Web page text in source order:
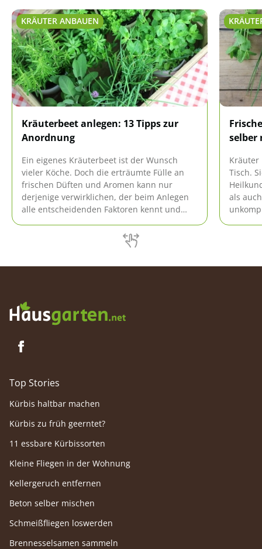
KRÄUTER ANBAUEN
Kräuterbeet anlegen: 13 Tipps zur
Anordnung
Ein eigenes Kräuterbeet ist der Wunsch
vieler Köche. Doch die erträumte Fülle an
frischen Düften und Aromen kann nur
derjenige verwirklichen, der beim Anlegen
alle entscheidenden Faktoren kennt und
selber
Kräuter
Tisch.
als
Top Stories
Kürbis haltbar machen
Kürbis zu früh geerntet?
11 essbare Kürbissorten
Kleine Fliegen in der Wohnung
Kellergeruch entfernen
Beton selber mischen
Schmeißfliegen loswerden
Brennesselsamen sammeln